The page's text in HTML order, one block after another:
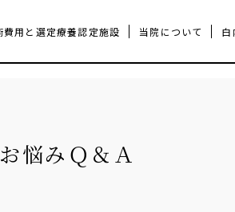
白内障手術TOP
費用と選定療養認定施設 当院について
当院についてTOP
白
悩みＱ＆Ａ